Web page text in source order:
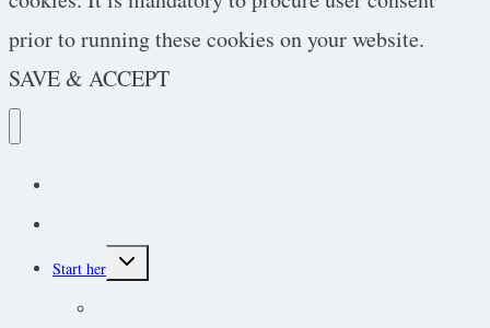
prior to running these cookies on your website.
SAVE & ACCEPT
Start her
Toggle